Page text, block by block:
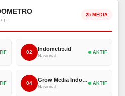
25 MEDIA
02
Indometro.id
Nasional
AKTIF
04
Grow Media Indonesia
Nasional
AKTIF